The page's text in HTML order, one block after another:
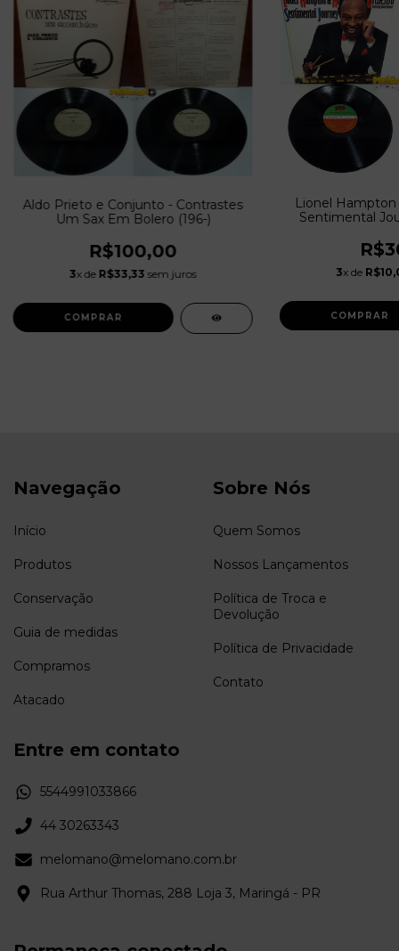
Aldo Prieto e Conjunto - Contrastes
Um Sax Em Bolero (196-)
R$100,00
3x de R$33,33 sem juros
Lionel Hampton
Sentimental
3x de
Navegação
Início
Produtos
Conservação
Guia de medidas
Compramos
Atacado
Sobre Nós
Quem Somos
Nossos Lançamentos
Política de Troca e
Devolução
Política de Privacidade
Contato
Entre em contato
5544991033866
44 30263343
melomano@melomano.com.br
Rua Arthur Thomas, 288 Loja 3, Maringá - PR